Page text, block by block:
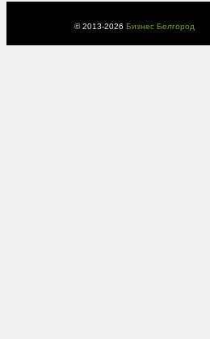
© 2013-2026 Бизнес Белгород